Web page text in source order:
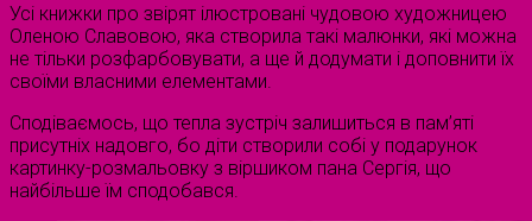
Усі книжки про звірят ілюстровані чудовою художницею
Оленою Славовою, яка створила такі малюнки, які можна
не тільки розфарбовувати, а ще й додумати і доповнити їх
своїми власними елементами.
Сподіваємось, що тепла зустріч залишиться в пам’яті
присутніх надовго, бо діти створили собі у подарунок
картинку-розмальовку з віршиком пана Сергія, що
найбільше їм сподобався.